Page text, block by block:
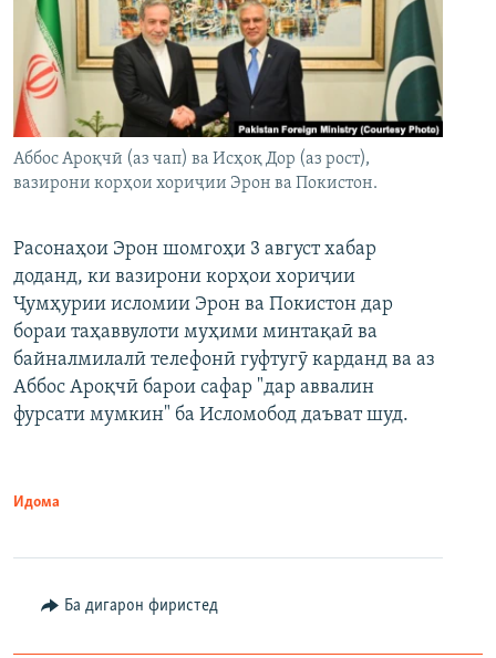
Аббос Ароқчӣ (аз чап) ва Исҳоқ Дор (аз рост),
вазирони корҳои хориҷии Эрон ва Покистон.
Расонаҳои Эрон шомгоҳи 3 август хабар
доданд, ки вазирони корҳои хориҷии
Ҷумҳурии исломии Эрон ва Покистон дар
бораи таҳаввулоти муҳими минтақаӣ ва
байналмилалӣ телефонӣ гуфтугӯ карданд ва аз
Аббос Ароқчӣ барои сафар "дар аввалин
фурсати мумкин" ба Исломобод даъват шуд.
Идома
Ба дигарон фиристед